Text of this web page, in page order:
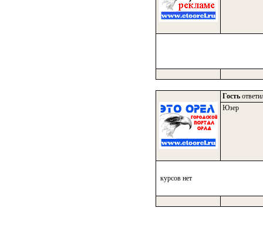
Гость
Юзер
курсов нет